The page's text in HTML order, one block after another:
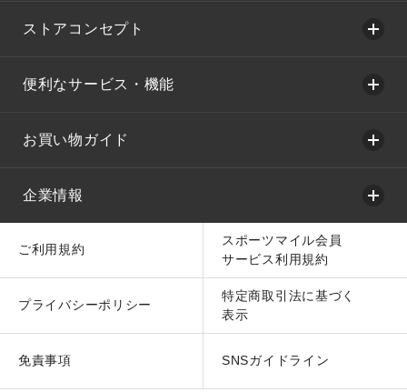
ストアコンセプト
便利なサービス・機能
お買い物ガイド
企業情報
ご利用規約
スポーツマイル会員
サービス利用規約
プライバシーポリシー
特定商取引法に基づく
表示
免責事項 SNSガイドライン